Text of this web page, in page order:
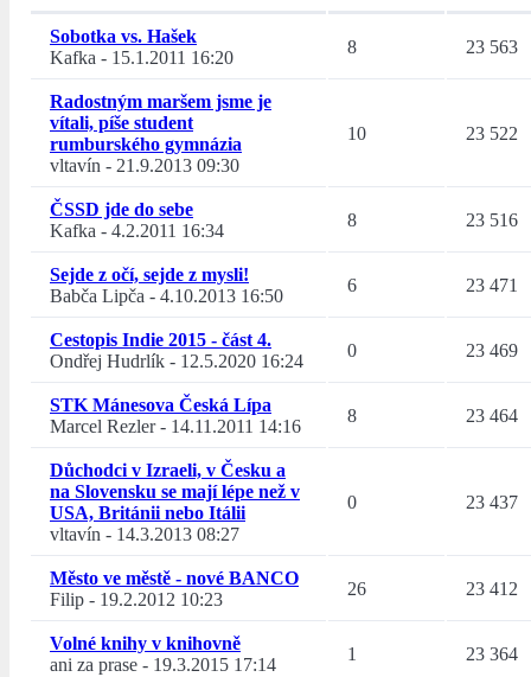
Sobotka vs. Hašek
Kafka - 15.1.2011 16:20
8 23 563
Radostným maršem jsme je
vítali, píše student
rumburského gymnázia
vltavín - 21.9.2013 09:30
10 23 522
ČSSD jde do sebe
Kafka - 4.2.2011 16:34
8 23 516
Sejde z očí, sejde z mysli!
Babča Lipča - 4.10.2013 16:50
6 23 471
Cestopis Indie 2015 - část 4.
Ondřej Hudrlík - 12.5.2020 16:24
0 23 469
STK Mánesova Česká Lípa
Marcel Rezler- 14.11.2011 14:16
8 23 464
Důchodci v Izraeli, v Česku a
na Slovensku se mají lépe než v
USA, Británii nebo Itálii
vltavín - 14.3.2013 08:27
0 23 437
Město ve městě - nové BANCO
Filip - 19.2.2012 10:23
26 23 412
Volné knihy v knihovně
ani za prase - 19.3.2015 17:14
1 23 364